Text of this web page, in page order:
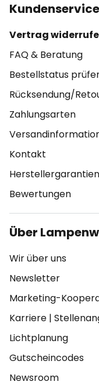
Kundenservice
Vertrag
FAQ & Beratung
Bestellstatus
Rücksendung/
Zahlungsarten
Kontakt
Herstellergarantien
Bewertungen
Über
Wir über uns
Newsletter
Marketing-
Karriere |
Lichtplanung
Gutscheincodes
Newsroom